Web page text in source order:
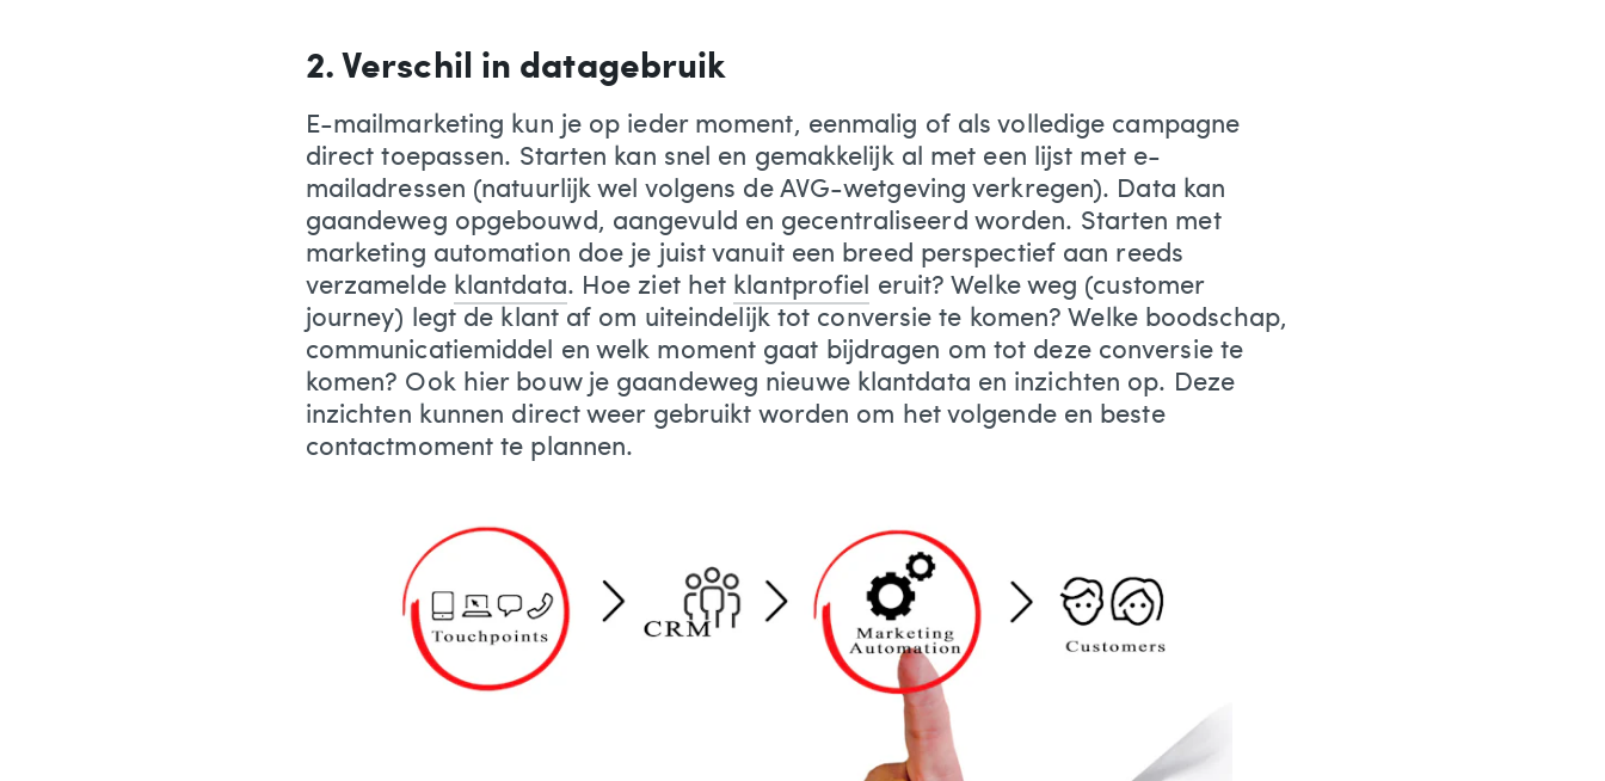
2. Verschil in datagebruik
E-mailmarketing kun je op ieder moment, eenmalig of als volledige campagne
direct toepassen. Starten kan snel en gemakkelijk al met een lijst met e-
mailadressen (natuurlijk wel volgens de AVG-wetgeving verkregen). Data kan
gaandeweg opgebouwd, aangevuld en gecentraliseerd worden. Starten met
marketing automation doe je juist vanuit een breed perspectief aan reeds
verzamelde klantdata. Hoe ziet het klantprofiel eruit? Welke weg (customer
journey) legt de klant af om uiteindelijk tot conversie te komen? Welke boodschap,
communicatiemiddel en welk moment gaat bijdragen om tot deze conversie te
komen? Ook hier bouw je gaandeweg nieuwe klantdata en inzichten op. Deze
inzichten kunnen direct weer gebruikt worden om het volgende en beste
contactmoment te plannen.